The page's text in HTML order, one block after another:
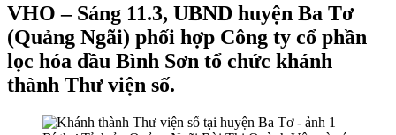
VHO – Sáng 11.3, UBND huyện Ba Tơ
(Quảng Ngãi) phối hợp Công ty cổ phần
lọc hóa dầu Bình Sơn tổ chức khánh
thành Thư viện số.